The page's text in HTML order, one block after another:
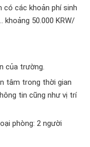
có các khoản phí sinh
khoảng 50.000 KRW/
của trường.
tâm trong thời gian
tin cũng như vị trí
phòng: 2 người